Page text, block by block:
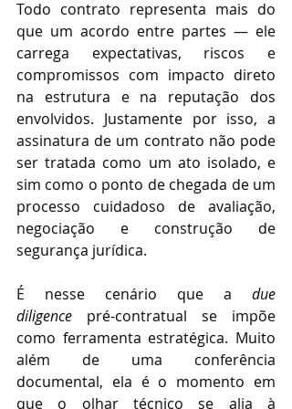
Todo contrato representa mais do
que um acordo entre partes — ele
carrega expectativas, riscos e
compromissos com impacto direto
na estrutura e na reputação dos
envolvidos. Justamente por isso, a
assinatura de um contrato não pode
ser tratada como um ato isolado, e
sim como o ponto de chegada de um
processo cuidadoso de avaliação,
negociação e construção de
segurança jurídica.
É nesse cenário que a due
diligence pré-contratual se impõe
como ferramenta estratégica. Muito
além de uma conferência
documental, ela é o momento em
que o olhar técnico se alia à